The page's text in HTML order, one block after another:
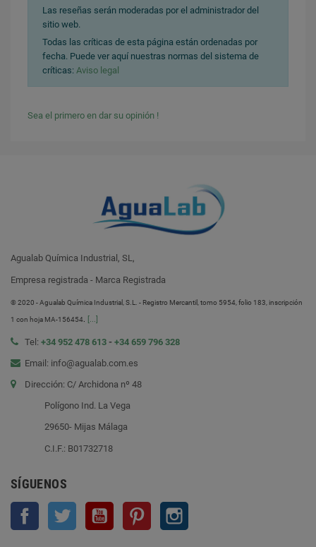
Las reseñas serán moderadas por el administrador del
sitio web.
Todas las críticas de esta página están ordenadas por
fecha. Puede ver aquí nuestras normas del sistema de
críticas: Aviso legal
Sea el primero en dar su opinión !
Agualab Química Industrial, SL,
Empresa registrada - Marca Registrada
® 2020 - Agualab Química Industrial, S.L. - Registro Mercantil, tomo 5954, folio 183, inscripción
1 con hoja MA-156454. [...]
Tel: +34 952 478 613 - +34 659 796 328
Email: info@agualab.com.es
Dirección: C/ Archidona nº 48
Polígono Ind. La Vega
29650- Mijas Málaga
C.I.F.: B01732718
SÍGUENOS
Facebook Twitter YouTube Pinterest